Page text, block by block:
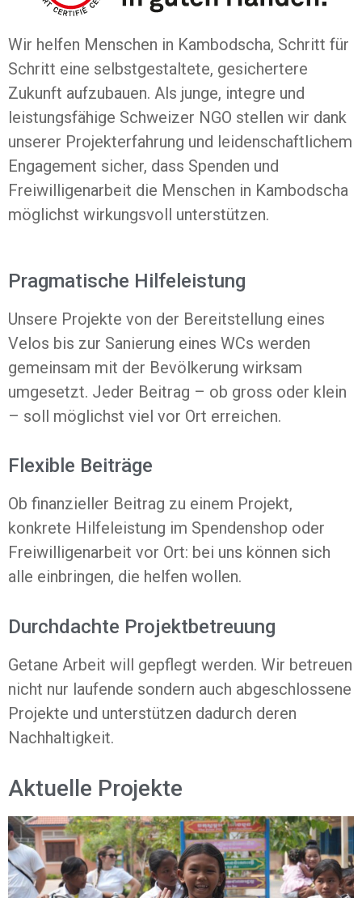
Wir helfen Menschen in Kambodscha, Schritt für
Schritt eine selbstgestaltete, gesichertere
Zukunft aufzubauen. Als junge, integre und
leistungsfähige Schweizer NGO stellen wir dank
unserer Projekterfahrung und leidenschaftlichem
Engagement sicher, dass Spenden und
Freiwilligenarbeit die Menschen in Kambodscha
möglichst wirkungsvoll unterstützen.
Pragmatische Hilfeleistung
Unsere Projekte von der Bereitstellung eines
Velos bis zur Sanierung eines WCs werden
gemeinsam mit der Bevölkerung wirksam
umgesetzt. Jeder Beitrag – ob gross oder klein
– soll möglichst viel vor Ort erreichen.
Flexible Beiträge
Ob finanzieller Beitrag zu einem Projekt,
konkrete Hilfeleistung im Spendenshop oder
Freiwilligenarbeit vor Ort: bei uns können sich
alle einbringen, die helfen wollen.
Durchdachte Projektbetreuung
Getane Arbeit will gepflegt werden. Wir betreuen
nicht nur laufende sondern auch abgeschlossene
Projekte und unterstützen dadurch deren
Nachhaltigkeit.
Aktuelle Projekte